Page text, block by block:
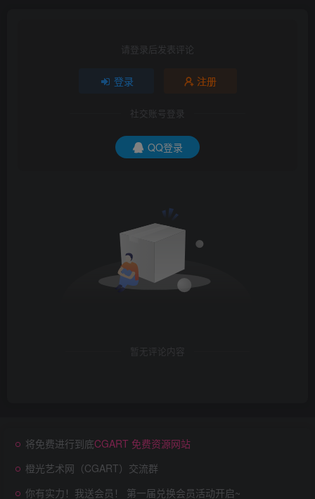
请登录后发表评论
登录 注册
社交账号登录
QQ登录
暂无评论内容
将免费进行到底CGART 免费资源网站
橙光艺术网（CGART）交流群
你有实力！我送会员！ 第一届兑换会员活动开启~